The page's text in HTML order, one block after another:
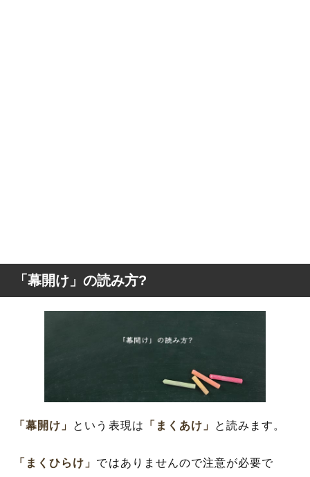
「幕開け」の読み方?
「幕開け」 という表現は 「まくあけ」 と読みます。
「まくひらけ」 ではありませんので注意が必要で